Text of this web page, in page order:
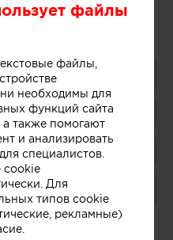
файлы
файлы,
необходимы для
функций сайта
также помогают
и анализировать
специалистов.
cookie
Для
типов cookie
рекламные)